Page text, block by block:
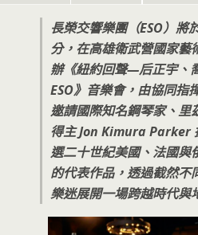
長榮交響樂團（ESO）將
分，在高雄衛武營國家藝
辦《紐約回聲—后正宇、
ESO》音樂會，由協同指
邀請國際知名鋼琴家、里
得主 Jon Kimura Parker
選二十世紀美國、法國與
的代表作品，透過截然不
樂迷展開一場跨越時代與